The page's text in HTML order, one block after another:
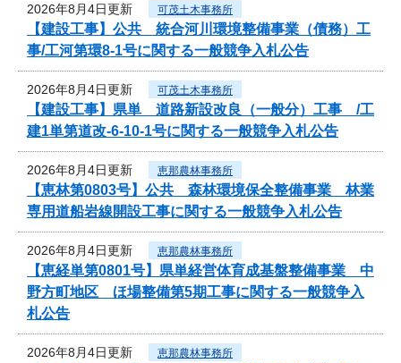
2026年8月4日更新 可茂土木事務所
【建設工事】公共 統合河川環境整備事業（債務）工
事/工河第環8-1号に関する一般競争入札公告
2026年8月4日更新 可茂土木事務所
【建設工事】県単 道路新設改良（一般分）工事 /工
建1単第道改-6-10-1号に関する一般競争入札公告
2026年8月4日更新 恵那農林事務所
【恵林第0803号】公共 森林環境保全整備事業 林業
専用道船岩線開設工事に関する一般競争入札公告
2026年8月4日更新 恵那農林事務所
【恵経単第0801号】県単経営体育成基盤整備事業 中
野方町地区 ほ場整備第5期工事に関する一般競争入
札公告
2026年8月4日更新 恵那農林事務所